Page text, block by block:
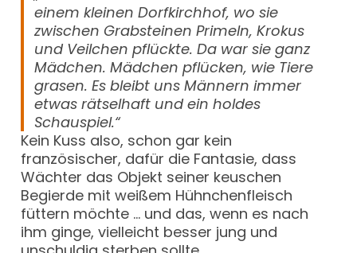
einem kleinen Dorfkirchhof, wo sie
zwischen Grabsteinen Primeln, Krokus
und Veilchen pflückte. Da war sie ganz
Mädchen. Mädchen pflücken, wie Tiere
grasen. Es bleibt uns Männern immer
etwas rätselhaft und ein holdes
Schauspiel.“
Kein Kuss also, schon gar kein
französischer, dafür die Fantasie, dass
Wächter das Objekt seiner keuschen
Begierde mit weißem Hühnchenfleisch
füttern möchte … und das, wenn es nach
ihm ginge, vielleicht besser jung und